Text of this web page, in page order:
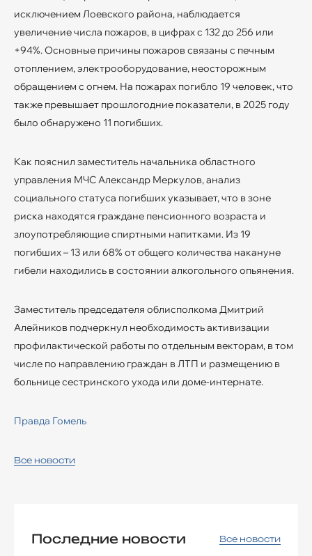
исключением Лоевского района, наблюдается
увеличение числа пожаров, в цифрах с 132 до 256 или
+94%. Основные причины пожаров связаны с печным
отоплением, электрооборудование, неосторожным
обращением с огнем. На пожарах погибло 19 человек, что
также превышает прошлогодние показатели, в 2025 году
было обнаружено 11 погибших.
Как пояснил заместитель начальника областного
управления МЧС Александр Меркулов, анализ
социального статуса погибших указывает, что в зоне
риска находятся граждане пенсионного возраста и
злоупотребляющие спиртными напитками. Из 19
погибших – 13 или 68% от общего количества накануне
гибели находились в состоянии алкогольного опьянения.
Заместитель председателя облисполкома Дмитрий
Алейников подчеркнул необходимость активизации
профилактической работы по отдельным векторам, в том
числе по направлению граждан в ЛТП и размещению в
больнице сестринского ухода или доме-интернате.
Правда Гомель
Все новости
Последние новости Все новости